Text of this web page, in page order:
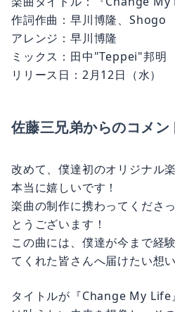
作詞作曲：早川博隆、Shogo
アレンジ：早川博隆
ミックス：田中"Teppei"邦明
リリース日：2月12日（水）
佐藤三兄弟からのコメント
本当に嬉しいです！
楽曲の制作に携わってくださ
とうございます！
この曲には、僕達が今まで経
てくれた皆さんへ届けたい想
は叶えたい未来を想像し、そ